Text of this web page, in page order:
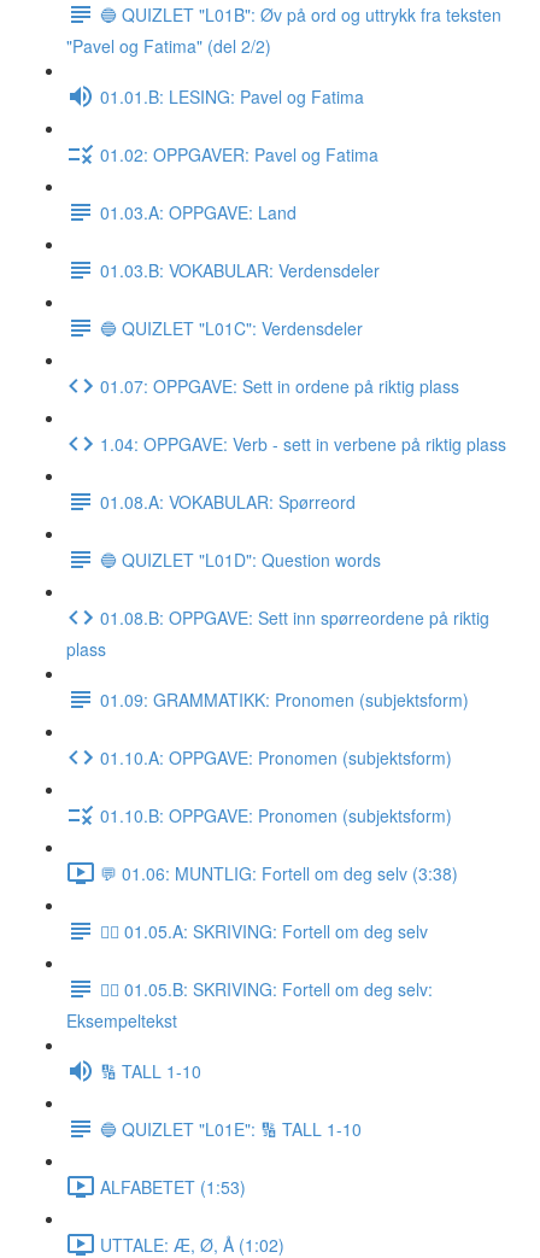
🔵 QUIZLET "L01B": Øv på ord og uttrykk fra teksten
"Pavel og Fatima" (del 2/2)
01.01.B: LESING: Pavel og Fatima
01.02: OPPGAVER: Pavel og Fatima
01.03.A: OPPGAVE: Land
01.03.B: VOKABULAR: Verdensdeler
🔵 QUIZLET "L01C": Verdensdeler
01.07: OPPGAVE: Sett in ordene på riktig plass
1.04: OPPGAVE: Verb - sett in verbene på riktig plass
01.08.A: VOKABULAR: Spørreord
🔵 QUIZLET "L01D": Question words
01.08.B: OPPGAVE: Sett inn spørreordene på riktig
plass
01.09: GRAMMATIKK: Pronomen (subjektsform)
01.10.A: OPPGAVE: Pronomen (subjektsform)
01.10.B: OPPGAVE: Pronomen (subjektsform)
💬 01.06: MUNTLIG: Fortell om deg selv (3:38)
✍🏼 01.05.A: SKRIVING: Fortell om deg selv
✍🏼 01.05.B: SKRIVING: Fortell om deg selv:
Eksempeltekst
🔢 TALL 1-10
🔵 QUIZLET "L01E": 🔢 TALL 1-10
ALFABETET (1:53)
UTTALE: Æ, Ø, Å (1:02)